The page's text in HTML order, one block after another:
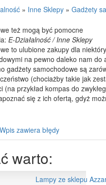
» Inne Sklepy » Gadżety
też mogą być pomocne
E-Działalność / Inne Sklepy
to ulubione zakupy dla
na pewno daleko nam
gadżety samochodowe są
(chociażby takie jak
(na przykład kompas do
się z ich ofertą, gdyż
Wpis zawiera błędy
warto:
Lampy ze sklepu